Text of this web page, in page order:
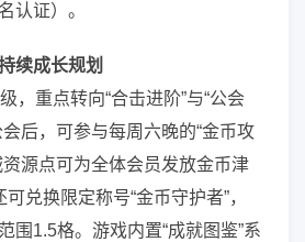
认证）。
续成长规划
，重点转向“合击进阶”与“公会
后，可参与每周六晚的“金币攻
源点可为全体会员发放金币津
兑换限定称号“金币守护者”，
围1.5格。游戏内置“成就图鉴”系